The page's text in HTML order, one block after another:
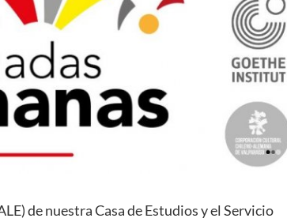
de nuestra Casa de Estudios y el Servicio